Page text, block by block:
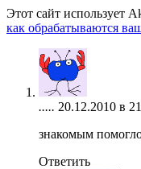
Этот сайт использует
как обрабатываются
..... 20.12.2010 в
знакомым
Ответить